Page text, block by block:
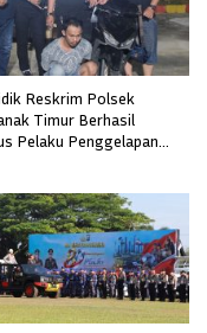
Reskrim Polsek
Timur Berhasil
Pelaku Penggelapan